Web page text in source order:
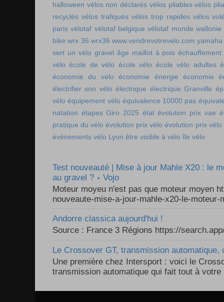
halloween vélos non déclarés vélos pliables vélos
recyclés vélos trafiqués vélos trop rapides vélos
paris vélotaf vélotaf belgique vélotaf monde wallonie
bike wrx 36 wrx36 www.vendrevotrevelo.com
sert un vélo gravel âge maillot à pois
vélo école de vélo école vélo école vélo adultes
économie du vélo
économie énergie
économie
électrifier son vélo électrique électrique Granville
vélo équipement vélo équivalence 10000 pas
natation étapes Giro 2025 état évolution prix vae
pratique du vélo évolution prix vélo évolution prix
évènements vélo Lyon être visible à vélo île vélo
Test nouveauté | Mise à jour Mahle X20 : le
au gravel ? ⋆ Vojo
Moteur moyeu n'est pas que moteur moyen
nouveaute-mise-a-jour-mahle-x20-le-
Andorre classica aujourd'hui !
Source : France 3 Régions https://
Le Crossover GT, transmission automatique,
Une première chez Intersport : voici le
transmission automatique qui fait tout à